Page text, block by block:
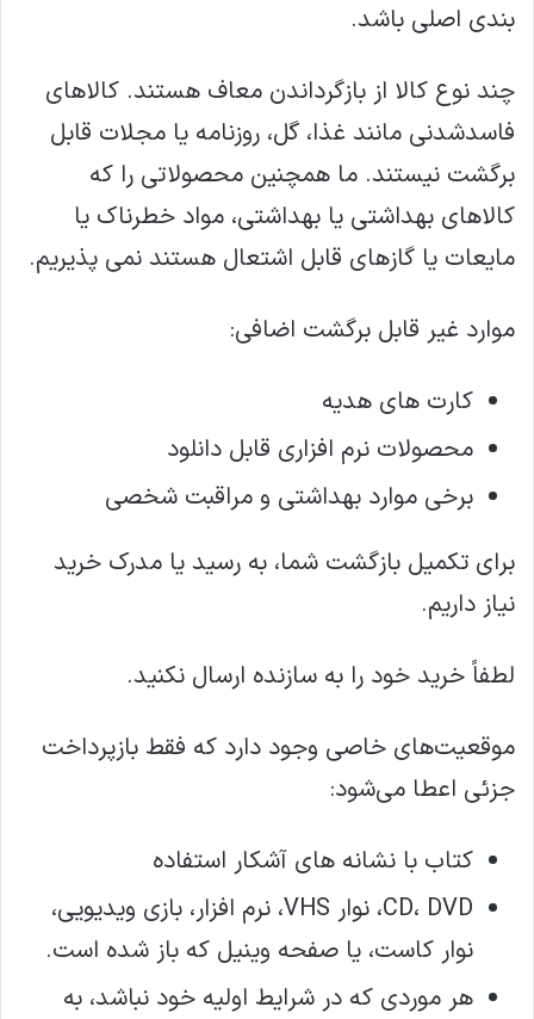
بندی اصلی باشد.
چند نوع کالا از بازگرداندن معاف هستند. کالاهای
فاسدشدنی مانند غذا، گل، روزنامه یا مجلات قابل
برگشت نیستند. ما همچنین محصولاتی را که
کالاهای بهداشتی یا بهداشتی، مواد خطرناک یا
مایعات یا گازهای قابل اشتعال هستند نمی پذیریم.
موارد غیر قابل برگشت اضافی:
کارت های هدیه
محصولات نرم افزاری قابل دانلود
برخی موارد بهداشتی و مراقبت شخصی
برای تکمیل بازگشت شما، به رسید یا مدرک خرید
نیاز داریم.
لطفاً خرید خود را به سازنده ارسال نکنید.
موقعیت‌های خاصی وجود دارد که فقط بازپرداخت
جزئی اعطا می‌شود:
کتاب با نشانه های آشکار استفاده
CD، DVD، نوار VHS، نرم افزار، بازی ویدیویی،
نوار کاست، یا صفحه وینیل که باز شده است.
هر موردی که در شرایط اولیه خود نباشد، به